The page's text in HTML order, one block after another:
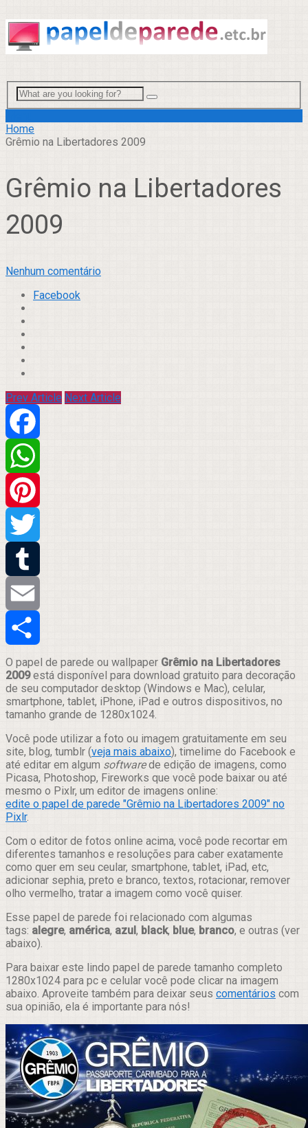
Home
Grêmio na Libertadores 2009
Grêmio na Libertadores
2009
Nenhum comentário
Facebook
Prev Article Next Article
Facebook
WhatsApp
Pinterest
Twitter
Tumblr
Email
Compartilhar
O papel de parede ou wallpaper Grêmio na Libertadores
2009está disponível para download gratuito para decoração
de seu computador desktop (Windows e Mac), celular,
smartphone, tablet, iPhone, iPad e outros dispositivos, no
tamanho grande de 1280x1024.
Você pode utilizar a foto ou imagem gratuitamente em seu
site, blog, tumblr (veja mais abaixo), timelime do Facebook e
até editar em algum softwarede edição de imagens, como
Picasa, Photoshop, Fireworks que você pode baixar ou até
mesmo o Pixlr, um editor de imagens online:
edite o papel de parede "Grêmio na Libertadores 2009" no
Pixlr.
Com o editor de fotos online acima, você pode recortar em
diferentes tamanhos e resoluções para caber exatamente
como quer em seu ceular, smartphone, tablet, iPad, etc,
adicionar sephia, preto e branco, textos, rotacionar, remover
olho vermelho, tratar a imagem como você quiser.
Esse papel de parede foi relacionado com algumas
tags: alegre, américa, azul, black, blue, branco, e outras (ver
abaixo).
Para baixar este lindo papel de parede tamanho completo
1280x1024 para pc e celular você pode clicar na imagem
abaixo. Aproveite também para deixar seus comentários com
sua opinião, ela é importante para nós!